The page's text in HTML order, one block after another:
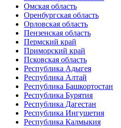
Омская область
Оренбургская область
Орловская область
Пензенская область
Пермский край
Приморский край
Псковская область
Республика Адыгея
Республика Алтай
Республика Башкортостан
Республика Бурятия
Республика Дагестан
Республика Ингушетия
Республика Калмыкия